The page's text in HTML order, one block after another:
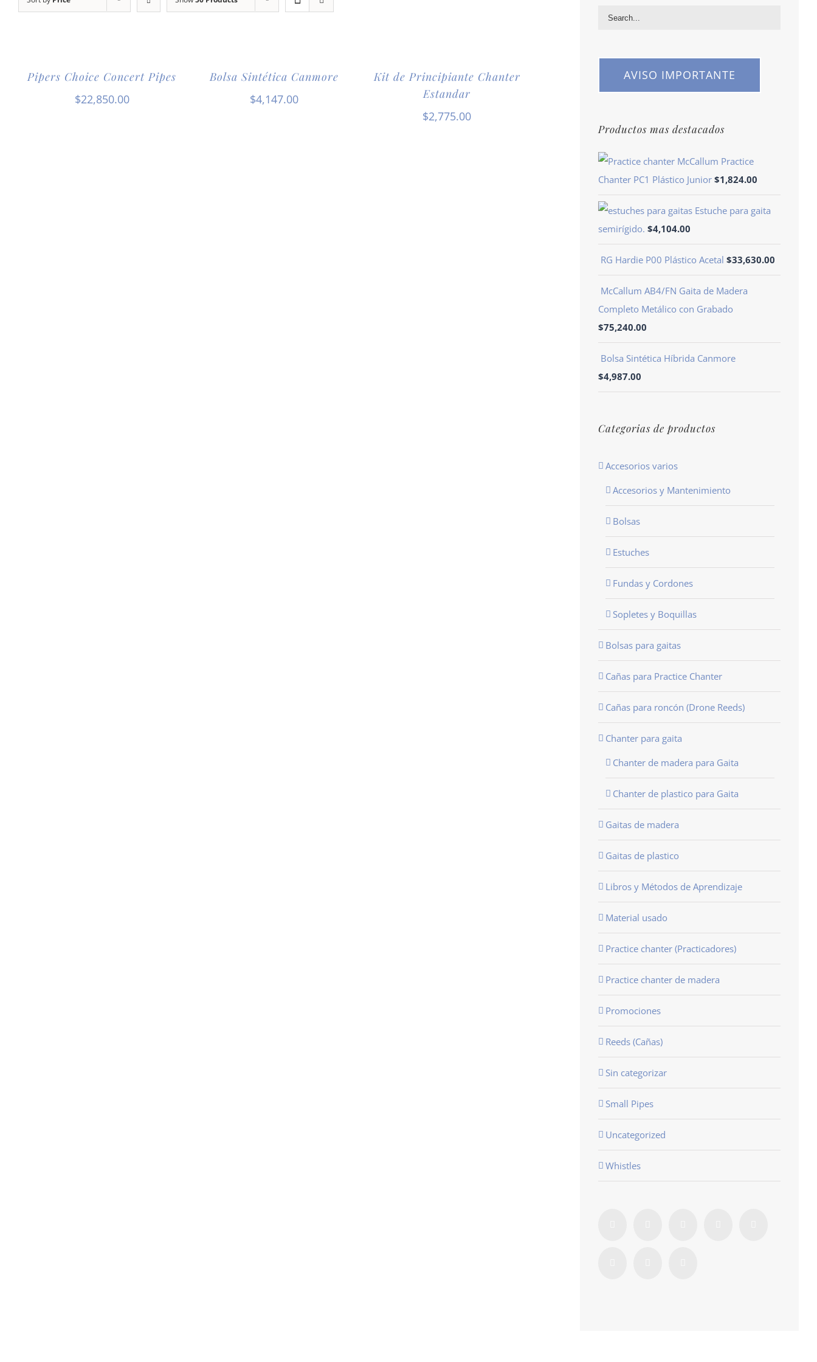
Pipers Choice Concert Pipes
$22,850.00
Bolsa Sintética Canmore
$4,147.00
Kit de Principiante Chanter
Estandar
$2,775.00
AVISO IMPORTANTE
Productos mas destacados
Practice
Chanter PC1 Plástico Junior $1,824.00
Estuche para gaita
semirígido. $4,104.00
RG Hardie P00 Plástico Acetal $33,630.00
McCallum AB4/FN Gaita de Madera
Completo Metálico con Grabado
$75,240.00
Bolsa Sintética Híbrida Canmore
$4,987.00
Categorias de productos
Accesorios varios
Accesorios y Mantenimiento
Bolsas
Estuches
Fundas y Cordones
Sopletes y Boquillas
Bolsas para gaitas
Cañas para Practice Chanter
Cañas para roncón (Drone Reeds)
Chanter para gaita
Chanter de madera para Gaita
Chanter de plastico para Gaita
Gaitas de madera
Gaitas de plastico
Libros y Métodos de Aprendizaje
Material usado
Practice chanter (Practicadores)
Practice chanter de madera
Promociones
Reeds (Cañas)
Sin categorizar
Small Pipes
Uncategorized
Whistles